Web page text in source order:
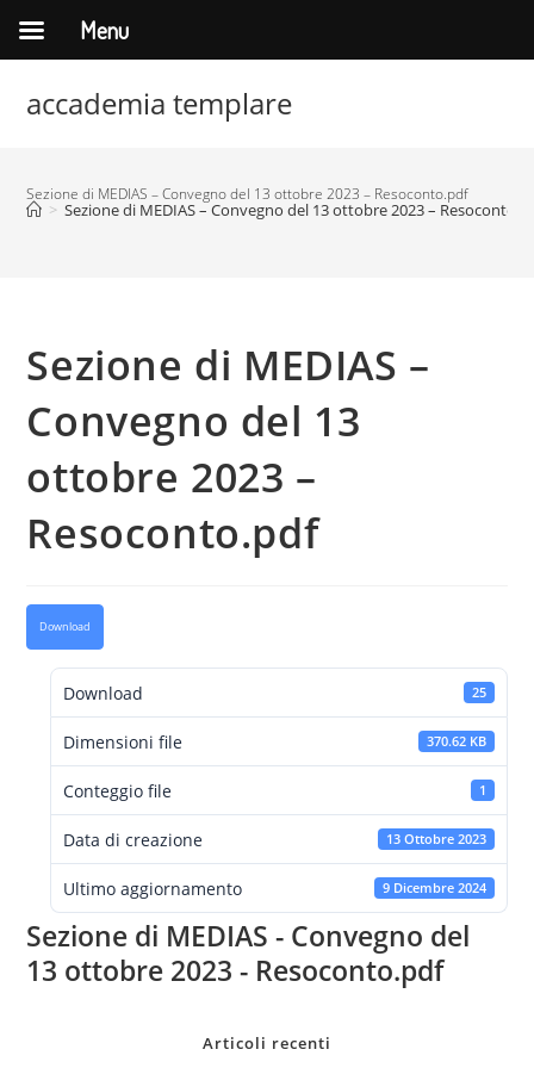
accademia templare
Sezione di MEDIAS – Convegno del 13 ottobre 2023 – Resoconto.pdf
> Sezione di MEDIAS – Convegno del 13 ottobre 2023 –
Sezione di MEDIAS –
Convegno del 13
ottobre 2023 –
Resoconto.pdf
Download
Download 25
Dimensioni file 370.62 KB
Conteggio file 1
Data di creazione 13 Ottobre 2023
Ultimo aggiornamento 9 Dicembre 2024
Sezione di MEDIAS - Convegno del
13 ottobre 2023 - Resoconto.pdf
Articoli recenti
Menu